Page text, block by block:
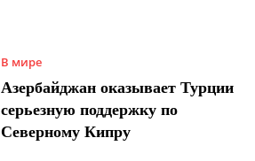
В мире
Азербайджан оказывает Турции
серьезную поддержку по
Северному Кипру